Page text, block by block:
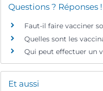
Questions ? Réponses !
Faut-il faire vacciner
Quelles sont les
Qui peut effectuer un
Et aussi